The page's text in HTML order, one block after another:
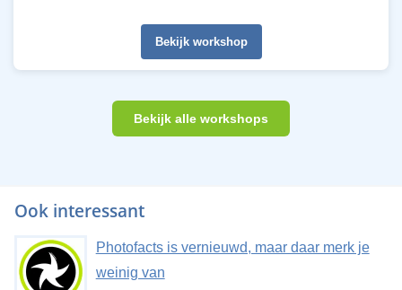
Bekijk workshop
Bekijk alle workshops
Ook interessant
Photofacts is vernieuwd, maar daar merk je
weinig van